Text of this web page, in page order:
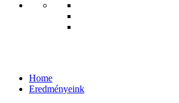
Home
Eredményeink